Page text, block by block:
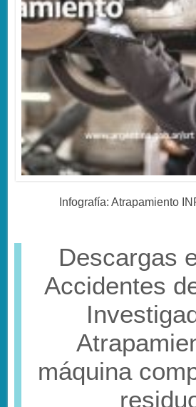
Infografía: Atrapamiento
Descargas
Accidentes
máquina